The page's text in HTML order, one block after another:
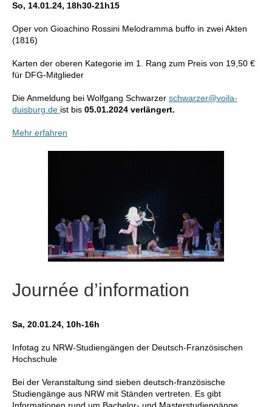
So, 14.01.24, 18h30-21h15
Oper von Gioachino Rossini Melodramma buffo in zwei Akten
(1816)
Karten der oberen Kategorie im 1. Rang zum Preis von 19,50 €
für DFG-Mitglieder
Die Anmeldung bei Wolfgang Schwarzer schwarzer@voila-
duisburg.de ist bis 05.01.2024 verlängert.
Mehr erfahren
Journée d’information
Sa, 20.01.24, 10h-16h
Infotag zu NRW-Studiengängen der Deutsch-Französischen
Hochschule
Bei der Veranstaltung sind sieben deutsch-französische
Studiengänge aus NRW mit Ständen vertreten. Es gibt